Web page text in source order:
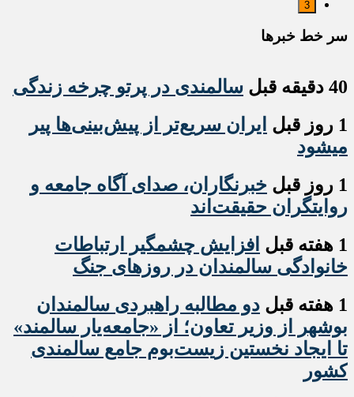
3
سر خط خبرها
40 دقیقه قبل
سالمندی در پرتو چرخه زندگی
1 روز قبل
ایران سریع‌تر از پیش‌بینی‌ها پیر
میشود
1 روز قبل
خبرنگاران، صدای آگاه جامعه و
روایتگران حقیقت‌اند
1 هفته قبل
افزایش چشمگیر ارتباطات
خانوادگی سالمندان در روزهای جنگ
1 هفته قبل
دو مطالبه راهبردی سالمندان
بوشهر از وزیر تعاون؛ از «جامعه‌یار سالمند»
تا ایجاد نخستین زیست‌بوم جامع سالمندی
کشور